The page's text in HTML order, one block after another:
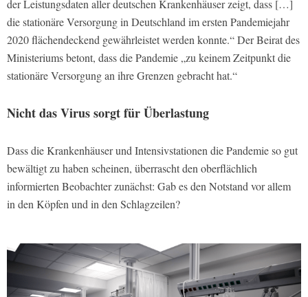
der Leistungsdaten aller deutschen Krankenhäuser zeigt, dass […]
die stationäre Versorgung in Deutschland im ersten Pandemiejahr
2020 flächendeckend gewährleistet werden konnte.“ Der Beirat des
Ministeriums betont, dass die Pandemie „zu keinem Zeitpunkt die
stationäre Versorgung an ihre Grenzen gebracht hat.“
Nicht das Virus sorgt für Überlastung
Dass die Krankenhäuser und Intensivstationen die Pandemie so gut
bewältigt zu haben scheinen, überrascht den oberflächlich
informierten Beobachter zunächst: Gab es den Notstand vor allem
in den Köpfen und in den Schlagzeilen?